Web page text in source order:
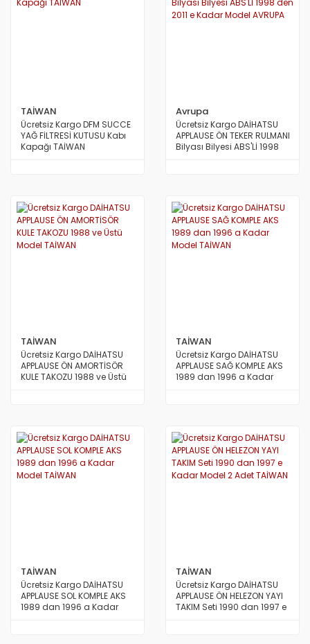
TAİWAN
Ücretsiz Kargo DFM SUCCE
YAĞ FİLTRESİ KUTUSU Kabı
Kapağı TAİWAN
Avrupa
Ücretsiz Kargo DAİHATSU
APPLAUSE ÖN TEKER RULMANI
Bilyası Bilyesi ABS'Lİ 1998
TAİWAN
Ücretsiz Kargo DAİHATSU
APPLAUSE ÖN AMORTİSÖR
KULE TAKOZU 1988 ve Üstü
TAİWAN
Ücretsiz Kargo DAİHATSU
APPLAUSE SAĞ KOMPLE AKS
1989 dan 1996 a Kadar
TAİWAN
Ücretsiz Kargo DAİHATSU
APPLAUSE SOL KOMPLE AKS
1989 dan 1996 a Kadar
TAİWAN
Ücretsiz Kargo DAİHATSU
APPLAUSE ÖN HELEZON YAYI
TAKIM Seti 1990 dan 1997 e